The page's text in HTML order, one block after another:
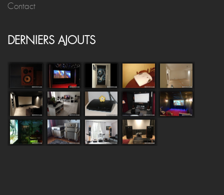
Contact
DERNIERS AJOUTS